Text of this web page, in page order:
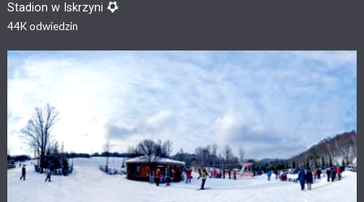
Stadion w Iskrzyni
44Kodwiedzin